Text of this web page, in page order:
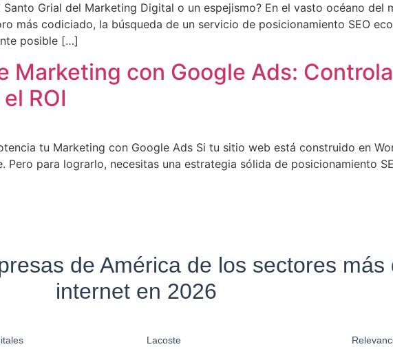
Grial del Marketing Digital o un espejismo? En el vasto océano del
más codiciado, la búsqueda de un servicio de posicionamiento SEO
posible […]
Marketing con Google Ads:
ROI
tu Marketing con Google Ads Si tu sitio web está construido en
para lograrlo, necesitas una estrategia sólida de posicionamiento
de América de los sectores más
internet en 2026
Lacoste